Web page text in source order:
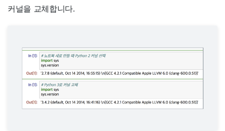
커널을 교체합니다.